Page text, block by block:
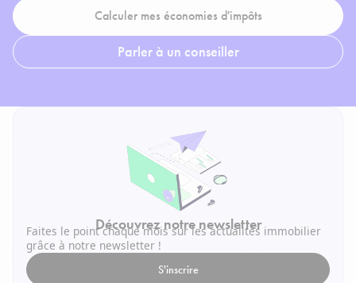
Calculer mes économies d'impôts
Parler à un conseiller
Découvrez notre newsletter
Faites le point chaque mois sur les actualités immobilier
grâce à notre newsletter !
S'inscrire